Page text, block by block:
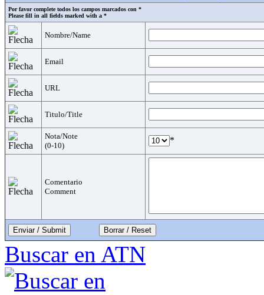
Por favor complete todos los campos marcados con *
Please fill in all fields marked with a *
Nombre/Name
Email
URL
Titulo/Title
Nota/Note
(0-10)
*
Comentario
Comment
Enviar / Submit
Buscar en ATN